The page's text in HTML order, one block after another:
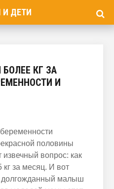
ДЕТИ
КГ ЗА
И
половины
извечный вопрос: как
кг за месяц. И вот
долгожданный малыш